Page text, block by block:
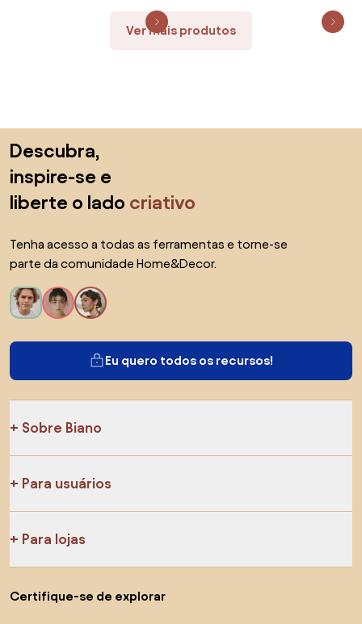
Ver mais produtos
Descubra,
inspire-se e
liberte o lado criativo
Tenha acesso a todas as ferramentas e torne-se
parte da comunidade Home&Decor.
Eu quero todos os recursos!
Sobre Biano
Para usuários
Para lojas
Certifique-se de explorar